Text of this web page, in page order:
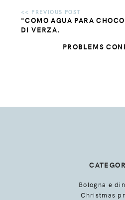
"COMO AGUA PARA
DI VERZA.
PROBLEMS
Bologna e
Christmas